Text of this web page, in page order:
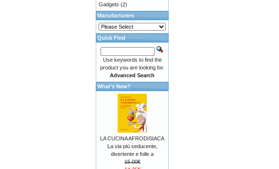
Gadgets (2)
Manufacturers
Quick Find
Use keywords to find the
product you are looking for.
Advanced Search
What's New?
LA CUCINA AFRODISIACA
La via più seducente,
divertente e folle a
15.00€